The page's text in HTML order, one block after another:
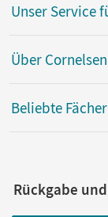
Unser Service
Über Cornelsen
Beliebte Fächer
Rückgabe